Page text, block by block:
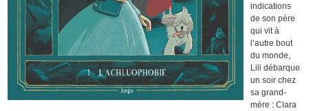
indications
de son père
qui vit à
l’autre bout
du monde,
Lili débarque
un soir chez
sa grand-
mère : Clara